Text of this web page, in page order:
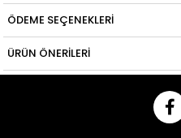
ÖDEME SEÇENEKLERI
ÜRÜN ÖNERILERI